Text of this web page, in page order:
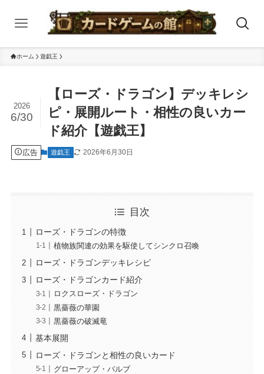
ホーム 遊戯王
【ローズ・ドラゴン】デッキレシ
ピ・展開ルート・相性の良いカー
ド紹介【遊戯王】
2026
6/30
広告 遊戯王 2026年6月30日
目次
ローズ・ドラゴンの特徴
植物族関連の効果を駆使してシンクロ召喚
ローズ・ドラゴンデッキレシピ
ローズ・ドラゴンカード紹介
ロクスローズ・ドラゴン
黒薔薇の華園
黒薔薇の破滅竜
基本展開
ローズ・ドラゴンと相性の良いカード
グローアップ・バルブ